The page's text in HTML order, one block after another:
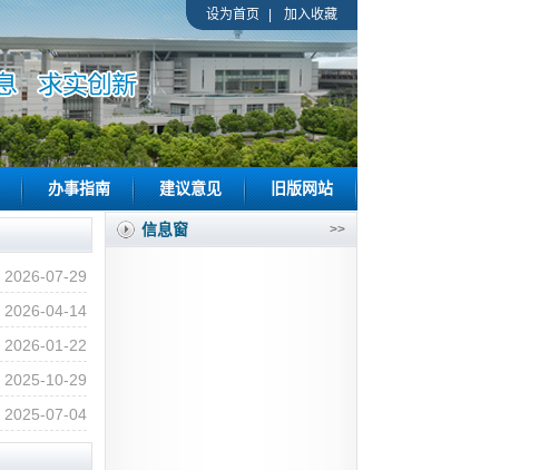
设为首页 加入收藏
办事指南 建议意见 旧版网站
2026-07-29
2026-04-14
2026-01-22
2025-10-29
2025-07-04
信息窗 >>